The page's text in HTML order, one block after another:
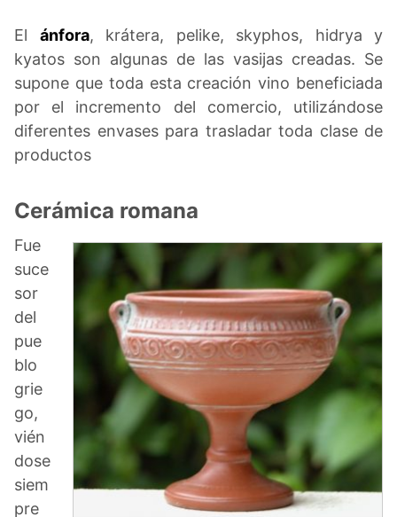
El ánfora, krátera, pelike, skyphos, hidrya y
kyatos son algunas de las vasijas creadas. Se
supone que toda esta creación vino beneficiada
por el incremento del comercio, utilizándose
diferentes envases para trasladar toda clase de
productos
Cerámica romana
Fue
suce
sor
del
pue
blo
grie
go,
vién
dose
siem
pre